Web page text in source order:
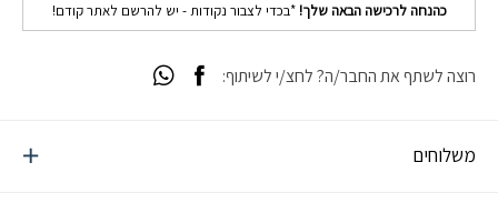
כהנחה לרכישה הבאה שלך! *בכדי לצבור נקודות - יש להרשם לאתר קודם!
משלוחים
רוצה לשתף את החבר/ה? לחצ/י לשיתוף: